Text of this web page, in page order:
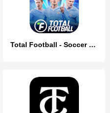
Total Football - Soccer Game